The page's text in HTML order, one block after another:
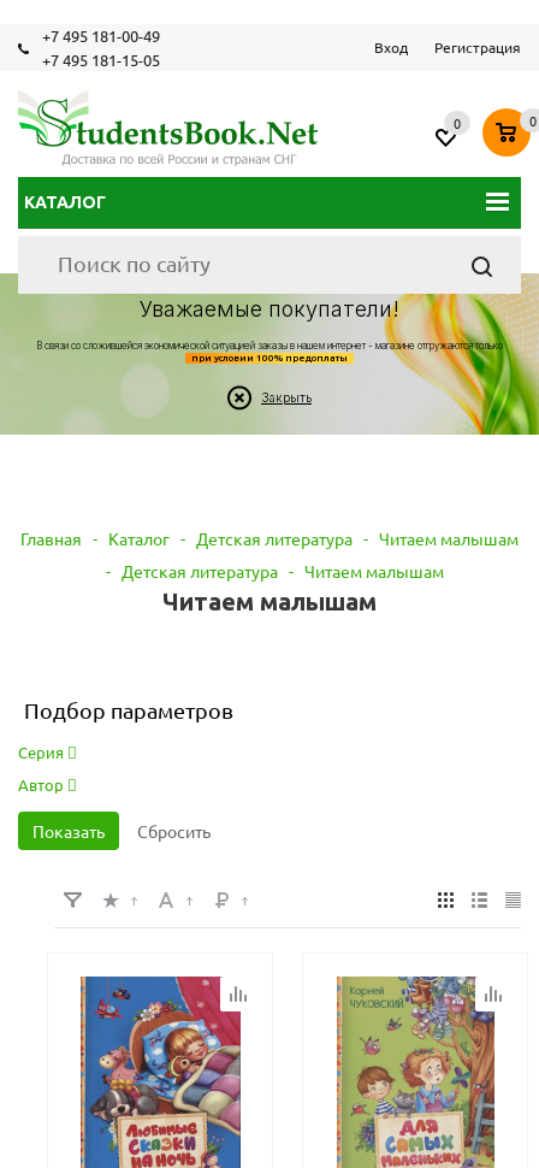
+7 495 181-00-49
+7 495 181-15-05
Вход Регистрация
КАТАЛОГ
0 0
Уважаемые покупатели!
В связи со сложившейся экономической ситуацией заказы в нашем интернет - магазине отгружаются только
при условии 100% предоплаты
Закрыть
Главная - Каталог - Детская литература - Читаем малышам
- Детская литература - Читаем малышам
Читаем малышам
Подбор параметров
Серия
Автор